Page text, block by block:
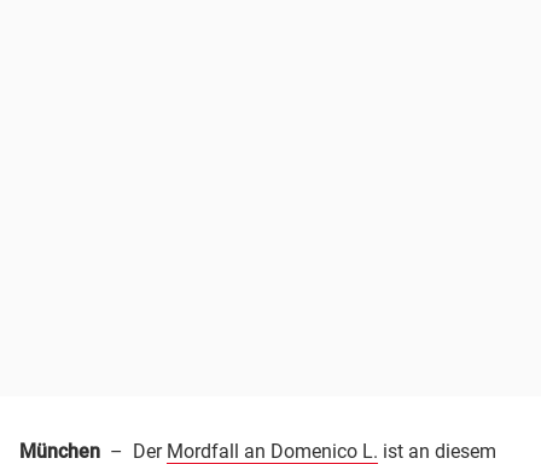
München – Der Mordfall an Domenico L. ist an diesem